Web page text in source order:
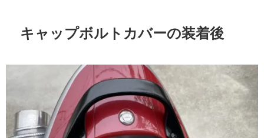
キャップボルトカバーの装着後